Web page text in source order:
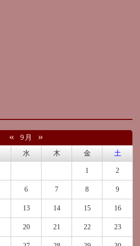
« 9月 »
水 木 金 土
1 2
6 7 8 9
13 14 15 16
20 21 22 23